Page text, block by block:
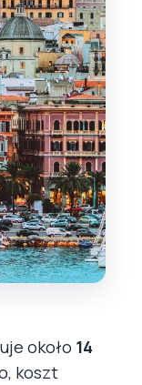
około 14
koszt